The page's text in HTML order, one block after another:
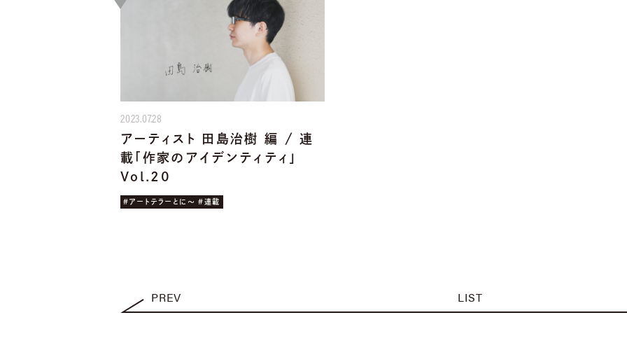
2023.07.28
アーティスト 田島治樹 編 / 連
載「作家のアイデンティティ」
Vol.20
#アートテラーとに〜 #連載
PREV LIST